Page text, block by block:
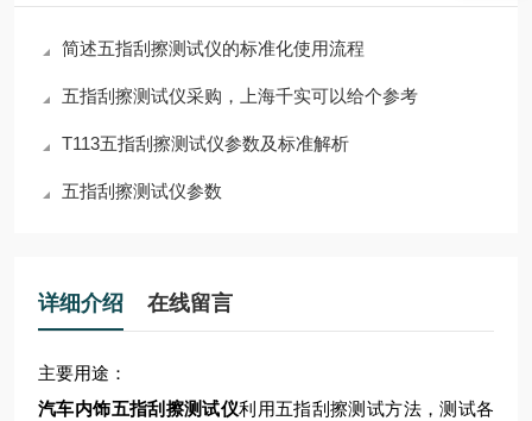
简述五指刮擦测试仪的标准化使用流程
五指刮擦测试仪采购，上海千实可以给个参考
T113五指刮擦测试仪参数及标准解析
五指刮擦测试仪参数
详细介绍 在线留言
主要用途：
汽车内饰五指刮擦测试仪利用五指刮擦测试方法，测试各